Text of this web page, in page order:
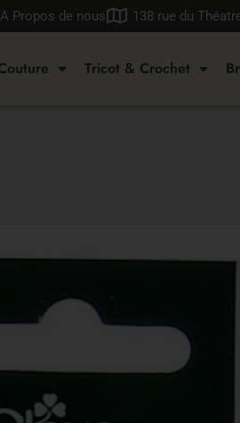
A Propos de nous 138 rue du
Tricot & Crochet